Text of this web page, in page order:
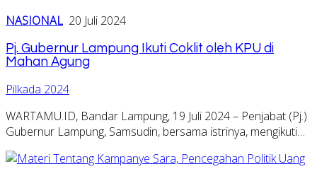
NASIONAL 20 Juli 2024
Pj. Gubernur Lampung Ikuti Coklit oleh KPU di
Mahan Agung
Pilkada 2024
WARTAMU.ID, Bandar Lampung, 19 Juli 2024 – Penjabat (Pj.)
Gubernur Lampung, Samsudin, bersama istrinya, mengikuti…